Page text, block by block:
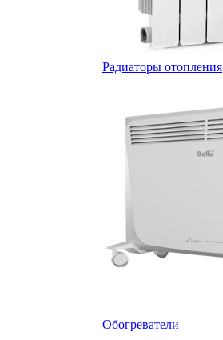
Радиаторы отопления
Обогреватели